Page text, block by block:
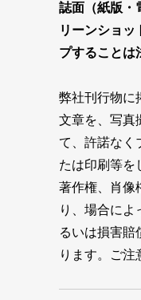
誌面（紙版・
リーンショッ
プすることは
弊社刊行物に
文章を、写真
て、許諾なく
たは印刷等を
著作権、肖像
り、場合によ
るいは損害賠
ります。ご注